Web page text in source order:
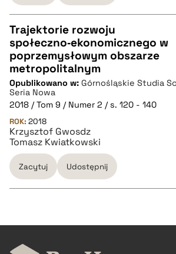
CZYSTY TEKST
pobierz cytat
BIBTEX
pobierz cytat
Trajektorie rozwoju
społeczno‑ekonomicznego w
poprzemysłowym obszarze
metropolitalnym
Opublikowano w: Górnośląskie Studia
Seria Nowa
2018 / Tom 9 / Numer 2 / s. 120 - 140
ROK: 2018
Krzysztof Gwosdz
Tomasz Kwiatkowski
Zacytuj Udostępnij
CZYSTY TEKST